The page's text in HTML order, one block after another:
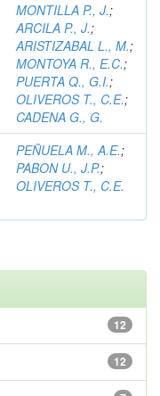
MONTILLA P., J.;
ARCILA P., J.;
ARISTIZABAL L., M.;
MONTOYA R., E.C.;
PUERTA Q., G.I.;
OLIVEROS T., C.E.;
CADENA G., G.
PEÑUELA M., A.E.;
PABON U., J.P.;
OLIVEROS T., C.E.
12
12